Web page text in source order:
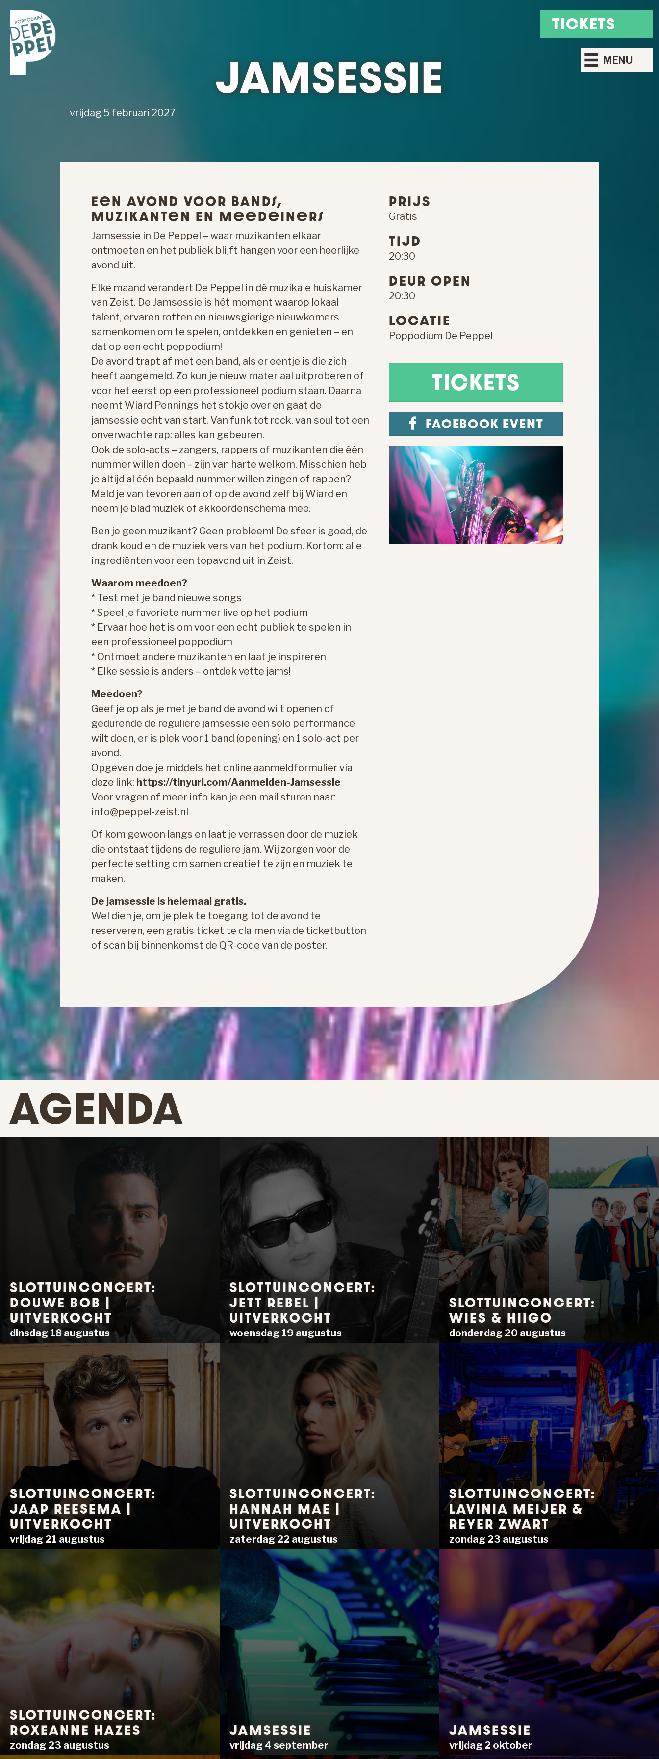
TICKETS
MENU
JAMSESSIE
vrijdag 5 februari 2027
Een Avond Voor Bands,
Muzikanten En Meedeiners
Jamsessie in De Peppel – waar muzikanten elkaar
ontmoeten en het publiek blijft hangen voor een heerlijke
avond uit.
Elke maand verandert De Peppel in dé muzikale huiskamer
van Zeist. De Jamsessie is hét moment waarop lokaal
talent, ervaren rotten en nieuwsgierige nieuwkomers
samenkomen om te spelen, ontdekken en genieten – en
dat op een echt poppodium!
De avond trapt af met een band, als er eentje is die zich
heeft aangemeld. Zo kun je nieuw materiaal uitproberen of
voor het eerst op een professioneel podium staan. Daarna
neemt Wiard Pennings het stokje over en gaat de
jamsessie echt van start. Van funk tot rock, van soul tot een
onverwachte rap: alles kan gebeuren.
Ook de solo-acts – zangers, rappers of muzikanten die één
nummer willen doen – zijn van harte welkom. Misschien heb
je altijd al één bepaald nummer willen zingen of rappen?
Meld je van tevoren aan of op de avond zelf bij Wiard en
neem je bladmuziek of akkoordenschema mee.
Ben je geen muzikant? Geen probleem! De sfeer is goed, de
drank koud en de muziek vers van het podium. Kortom: alle
ingrediënten voor een topavond uit in Zeist.
Waarom meedoen?
* Test met je band nieuwe songs
* Speel je favoriete nummer live op het podium
* Ervaar hoe het is om voor een echt publiek te spelen in
een professioneel poppodium
* Ontmoet andere muzikanten en laat je inspireren
* Elke sessie is anders – ontdek vette jams!
Meedoen?
Geef je op als je met je band de avond wilt openen of
gedurende de reguliere jamsessie een solo performance
wilt doen, er is plek voor 1 band (opening) en 1 solo-act per
avond.
Opgeven doe je middels het online aanmeldformulier via
deze link: https://tinyurl.com/Aanmelden-Jamsessie
Voor vragen of meer info kan je een mail sturen naar:
info@peppel-zeist.nl
Of kom gewoon langs en laat je verrassen door de muziek
die ontstaat tijdens de reguliere jam. Wij zorgen voor de
perfecte setting om samen creatief te zijn en muziek te
maken.
De jamsessie is helemaal gratis.
Wel dien je, om je plek te toegang tot de avond te
reserveren, een gratis ticket te claimen via de ticketbutton
of scan bij binnenkomst de QR-code van de poster.
PRIJS
Gratis
TIJD
20:30
DEUR OPEN
20:30
LOCATIE
Poppodium De Peppel
TICKETS
FACEBOOK EVENT
AGENDA
SLOTTUINCONCERT:
DOUWE BOB |
UITVERKOCHT
dinsdag 18 augustus
SLOTTUINCONCERT:
JETT REBEL |
UITVERKOCHT
woensdag 19 augustus
SLOTTUINCONCERT:
WIES & HIIGO
donderdag 20 augustus
SLOTTUINCONCERT:
JAAP REESEMA |
UITVERKOCHT
vrijdag 21 augustus
SLOTTUINCONCERT:
HANNAH MAE |
UITVERKOCHT
zaterdag 22 augustus
SLOTTUINCONCERT:
LAVINIA MEIJER &
REYER ZWART
zondag 23 augustus
SLOTTUINCONCERT:
ROXEANNE HAZES
zondag 23 augustus
JAMSESSIE
vrijdag 4 september
JAMSESSIE
vrijdag 2 oktober